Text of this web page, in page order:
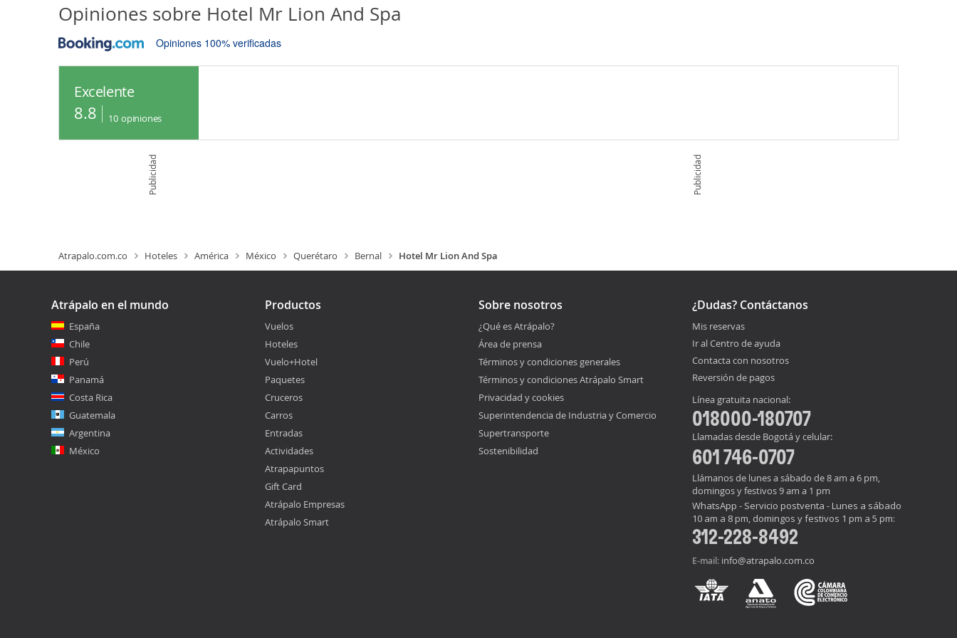
Opiniones sobre Hotel Mr Lion And Spa
Opiniones 100% verificadas
Excelente
8.8 10 opiniones
Publicidad Publicidad
Atrapalo.com.co Hoteles América México Querétaro Bernal Hotel Mr Lion And Spa
Atrápalo en el mundo
España
Chile
Perú
Panamá
Costa Rica
Guatemala
Argentina
México
Productos
Vuelos
Hoteles
Vuelo+Hotel
Paquetes
Cruceros
Carros
Entradas
Actividades
Atrapapuntos
Gift Card
Atrápalo Empresas
Atrápalo Smart
Sobre nosotros
¿Qué es Atrápalo?
Área de prensa
Términos y condiciones generales
Términos y condiciones Atrápalo Smart
Privacidad y cookies
Superintendencia de Industria y Comercio
Supertransporte
Sostenibilidad
¿Dudas? Contáctanos
Mis reservas
Ir al Centro de ayuda
Contacta con nosotros
Reversión de pagos
Línea gratuita nacional:
018000-180707
Llamadas desde Bogotá y celular:
601 746-0707
Llámanos de lunes a sábado de 8 am a 6 pm,
domingos y festivos 9 am a 1 pm
WhatsApp - Servicio postventa - Lunes a sábado
10 am a 8 pm, domingos y festivos 1 pm a 5 pm:
312-228-8492
E-mail: info@atrapalo.com.co